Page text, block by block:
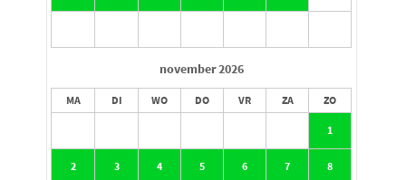
november2026
MA DI WO DO VR ZA ZO
1
2 3 4 5 6 7 8